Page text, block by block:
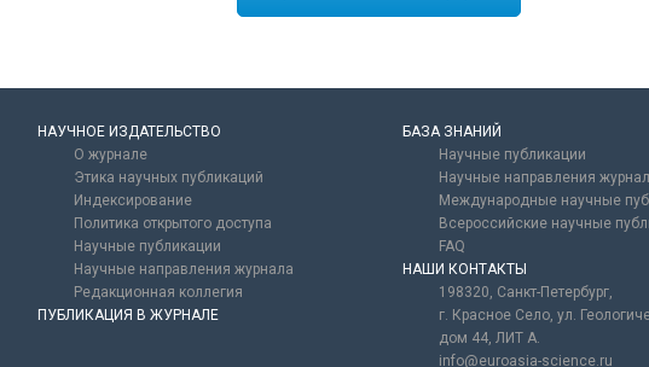
НАУЧНОЕ ИЗДАТЕЛЬСТВО
О журнале
Этика научных публикаций
Индексирование
Политика открытого доступа
Научные публикации
Научные направления журнала
Редакционная коллегия
ПУБЛИКАЦИЯ В ЖУРНАЛЕ
БАЗА ЗНАНИЙ
Научные публикации
Научные направления
Международные научные
Всероссийские научные
FAQ
НАШИ КОНТАКТЫ
198320, Санкт-Петербург,
г. Красное Село, ул.
дом 44, ЛИТ А.
info@euroasia-science.ru